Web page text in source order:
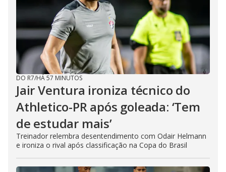
DO R7/HÁ 57 MINUTOS
Jair Ventura ironiza técnico do
Athletico-PR após goleada: ‘Tem
de estudar mais’
Treinador relembra desentendimento com Odair Helmann
e ironiza o rival após classificação na Copa do Brasil